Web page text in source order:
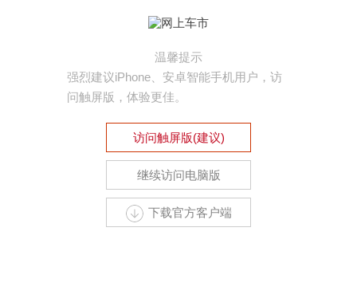
温馨提示
强烈建议iPhone、安卓智能手机用户，访
问触屏版，体验更佳。
访问触屏版(建议)
继续访问电脑版
下载官方客户端